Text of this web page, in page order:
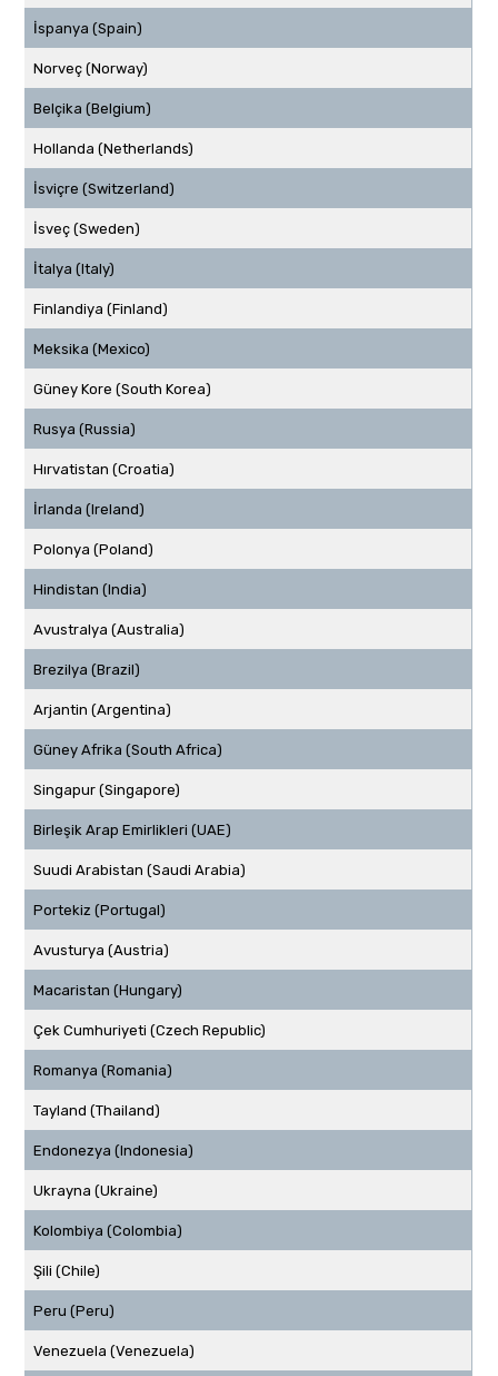
İspanya (Spain)
Norveç (Norway)
Belçika (Belgium)
Hollanda (Netherlands)
İsviçre (Switzerland)
İsveç (Sweden)
İtalya (Italy)
Finlandiya (Finland)
Meksika (Mexico)
Güney Kore (South Korea)
Rusya (Russia)
Hırvatistan (Croatia)
İrlanda (Ireland)
Polonya (Poland)
Hindistan (India)
Avustralya (Australia)
Brezilya (Brazil)
Arjantin (Argentina)
Güney Afrika (South Africa)
Singapur (Singapore)
Birleşik Arap Emirlikleri (UAE)
Suudi Arabistan (Saudi Arabia)
Portekiz (Portugal)
Avusturya (Austria)
Macaristan (Hungary)
Çek Cumhuriyeti (Czech Republic)
Romanya (Romania)
Tayland (Thailand)
Endonezya (Indonesia)
Ukrayna (Ukraine)
Kolombiya (Colombia)
Şili (Chile)
Peru (Peru)
Venezuela (Venezuela)